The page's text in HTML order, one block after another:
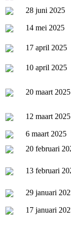
28 juni 2025
14 mei 2025
17 april 2025
10 april 2025
20 maart 2025
12 maart 2025
6 maart 2025
20 februari
13 februari
29 januari
17 januari